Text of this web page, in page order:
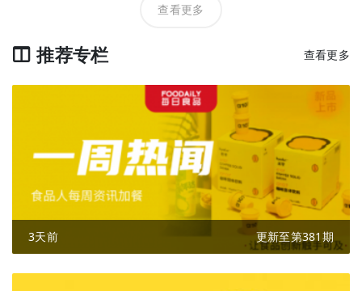
查看更多
推荐专栏 查看更多
3天前 更新至第381期